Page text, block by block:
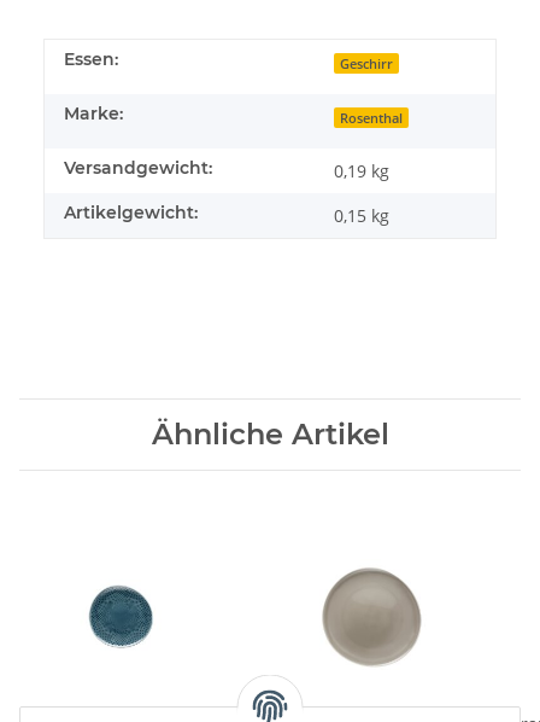
Essen: Geschirr
Marke: Rosenthal
Versandgewicht: 0,19 kg
Artikelgewicht: 0,15 kg
Ähnliche Artikel